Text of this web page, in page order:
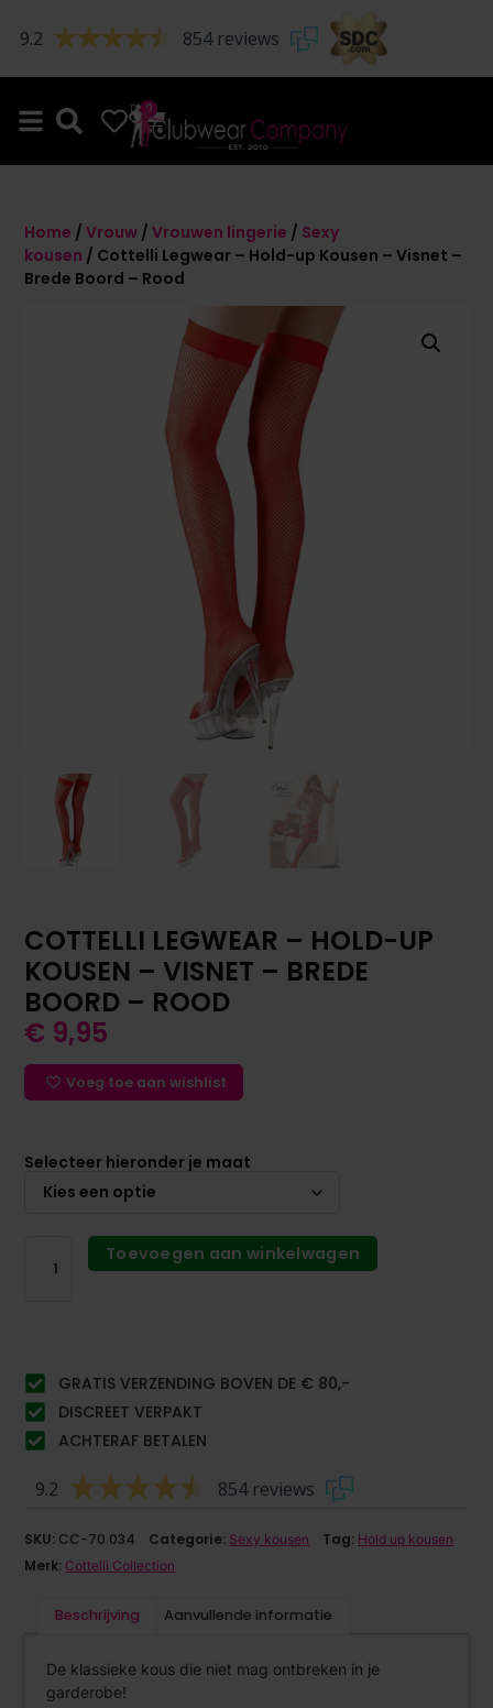
9.2 854 reviews
0 0
Home /Vrouw /Vrouwen lingerie / Sexy
kousen / Cottelli Legwear – Hold-up Kousen – Visnet –
Brede Boord – Rood
COTTELLI LEGWEAR – HOLD-UP
KOUSEN – VISNET – BREDE
BOORD – ROOD
€ 9,95
Voeg toe aan wishlist
Selecteer hieronder je maat
Toevoegen aan winkelwagen
GRATIS VERZENDING BOVEN DE € 80,-
DISCREET VERPAKT
ACHTERAF BETALEN
9.2 854 reviews
SKU: CC-70.034 Categorie: Sexy kousen Tag: Hold up kousen
Merk: Cottelli Collection
Beschrijving Aanvullende informatie
De klassieke kous die niet mag ontbreken in je
garderobe!